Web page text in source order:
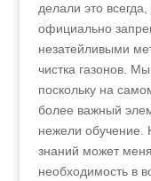
делали это
официально
незатейливыми
чистка газонов.
поскольку на
более важный
нежели обучение.
знаний может
необходимость в